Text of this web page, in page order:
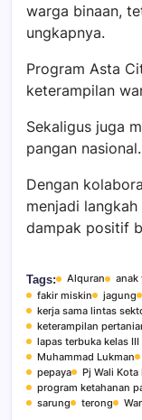
warga binaan,
ungkapnya.
Program Asta
keterampilan
Sekaligus juga
pangan nasional.
Dengan
menjadi
dampak positif
Tags: Alquran anak
fakir miskin
jagung
kerja sama lintas
keterampilan
lapas terbuka kelas III
Muhammad Lukman
pepaya
Pj Wali Kota
program ketahanan
sarung
terong